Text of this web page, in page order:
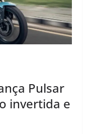
Pulsar
invertida e